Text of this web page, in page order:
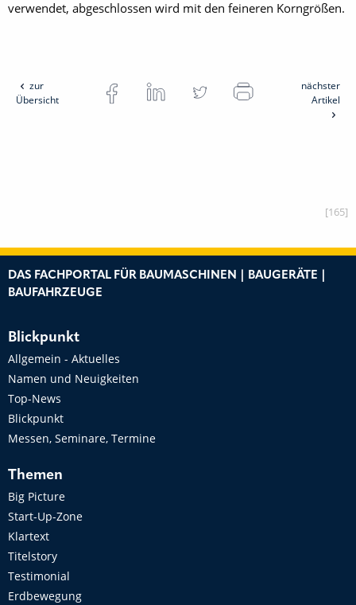
verwendet, abgeschlossen wird mit den feineren Korngrößen.
zur
Übersicht
nächster
Artikel
[165]
DAS FACHPORTAL FÜR BAUMASCHINEN | BAUGERÄTE |
BAUFAHRZEUGE
Blickpunkt
Allgemein - Aktuelles
Namen und Neuigkeiten
Top-News
Blickpunkt
Messen, Seminare, Termine
Themen
Big Picture
Start-Up-Zone
Klartext
Titelstory
Testimonial
Erdbewegung